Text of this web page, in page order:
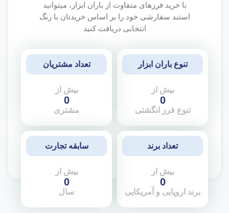
با خرید فرزهای متفاوت از باران ابزار، میتوانید
استند سفارشی خود را بر اساس خریدتان با رنگ
انتخابی دریافت کنید
تنوع باران ابزار
بیش از
0
تنوع فرز انگشتی
تعداد مشتریان
بیش از
0
مشتری
تعداد برند
بیش از
0
برند اروپایی و آمریکایی
سابقه تجارت
بیش از
0
سال